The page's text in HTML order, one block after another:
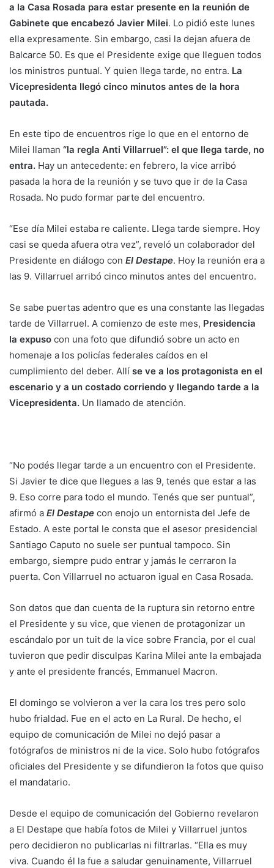
a la Casa Rosada para estar presente en la reunión de
Gabinete que encabezó Javier Milei. Lo pidió este lunes
ella expresamente. Sin embargo, casi la dejan afuera de
Balcarce 50. Es que el Presidente exige que lleguen todos
los ministros puntual. Y quien llega tarde, no entra. La
Vicepresidenta llegó cinco minutos antes de la hora
pautada.
En este tipo de encuentros rige lo que en el entorno de
Milei llaman “la regla Anti Villarruel”: el que llega tarde, no
entra. Hay un antecedente: en febrero, la vice arribó
pasada la hora de la reunión y se tuvo que ir de la Casa
Rosada. No pudo formar parte del encuentro.
“Ese día Milei estaba re caliente. Llega tarde siempre. Hoy
casi se queda afuera otra vez”, reveló un colaborador del
Presidente en diálogo con El Destape. Hoy la reunión era a
las 9. Villarruel arribó cinco minutos antes del encuentro.
Se sabe puertas adentro que es una constante las llegadas
tarde de Villarruel. A comienzo de este mes, Presidencia
la expuso con una foto que difundió sobre un acto en
homenaje a los policías federales caídos en el
cumplimiento del deber. Allí se ve a los protagonista en el
escenario y a un costado corriendo y llegando tarde a la
Vicepresidenta. Un llamado de atención.
“No podés llegar tarde a un encuentro con el Presidente.
Si Javier te dice que llegues a las 9, tenés que estar a las
9. Eso corre para todo el mundo. Tenés que ser puntual”,
afirmó a El Destape con enojo un entornista del Jefe de
Estado. A este portal le consta que el asesor presidencial
Santiago Caputo no suele ser puntual tampoco. Sin
embargo, siempre pudo entrar y jamás le cerraron la
puerta. Con Villarruel no actuaron igual en Casa Rosada.
Son datos que dan cuenta de la ruptura sin retorno entre
el Presidente y su vice, que vienen de protagonizar un
escándalo por un tuit de la vice sobre Francia, por el cual
tuvieron que pedir disculpas Karina Milei ante la embajada
y ante el presidente francés, Emmanuel Macron.
El domingo se volvieron a ver la cara los tres pero solo
hubo frialdad. Fue en el acto en La Rural. De hecho, el
equipo de comunicación de Milei no dejó pasar a
fotógrafos de ministros ni de la vice. Solo hubo fotógrafos
oficiales del Presidente y se difundieron la fotos que quiso
el mandatario.
Desde el equipo de comunicación del Gobierno revelaron
a El Destape que había fotos de Milei y Villarruel juntos
pero decidieron no publicarlas ni filtrarlas. “Ella es muy
viva. Cuando él la fue a saludar genuinamente, Villarruel